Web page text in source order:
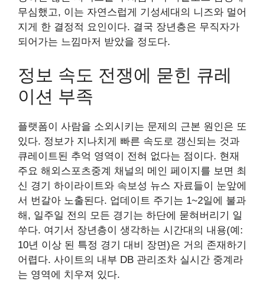
무심했고, 이는 자연스럽게 기성세대의 니즈와 멀어
지게 한 결정적 요인이다. 결국 장년층은 무직자가
되어가는 느낌마저 받았을 정도다.
정보 속도 전쟁에 묻힌 큐레
이션 부족
플랫폼이 사람을 소외시키는 문제의 근본 원인은 또
있다. 정보가 지나치게 빠른 속도로 갱신되는 것과
큐레이트된 추억 영역이 전혀 없다는 점이다. 현재
주요 해외스포츠중계 채널의 메인 페이지를 보면 최
신 경기 하이라이트와 속보성 뉴스 자료들이 눈앞에
서 번갈아 노출된다. 업데이트 주기는 1~2일에 불과
해, 일주일 전의 모든 경기는 하단에 묻혀버리기 일
쑤다. 여기서 장년층이 생각하는 시간대의 내용(예:
10년 이상 된 특정 경기 대비 장면)은 거의 존재하기
어렵다. 사이트의 내부 DB 관리조차 실시간 중계라
는 영역에 치우져 있다.